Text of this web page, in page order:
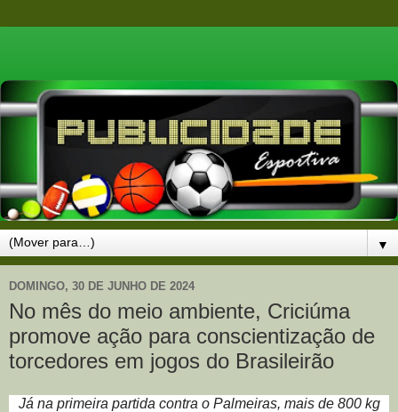
▼
DOMINGO, 30 DE JUNHO DE 2024
No mês do meio ambiente, Criciúma
promove ação para conscientização de
torcedores em jogos do Brasileirão
Já na primeira partida contra o Palmeiras, mais de 800 kg